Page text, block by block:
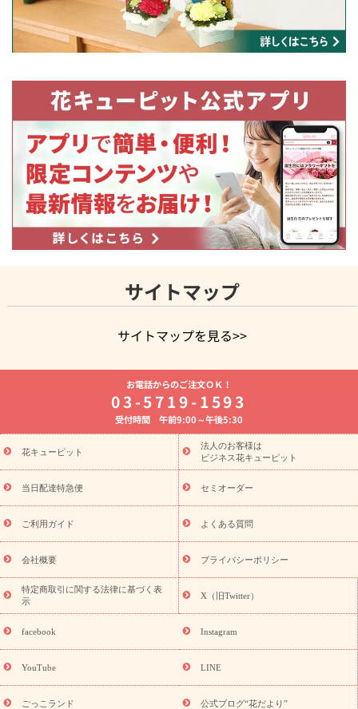
サイトマップ
サイトマップを見る>>
よく贈られる花
お祝いの花特集
誕生日フラワーギフト特集
8月の誕生花(トルコキキョウ)
開店・開業祝い
お供え・お悔やみ お供え・お悔やみの花
通夜・葬儀に贈る花 胡蝶蘭・花鉢
ーブドフラワー
季節のイベント
ひまわり ギフト・プレゼント
特集
お盆 花（新盆・初盆） 季節のイベント
お盆 花（新
盆・初盆）
お盆 花（新盆・初盆）
お盆・お供え 花とセットギ
フト
お盆・お供え プリザーブドフラワー
ひまわり ギフト・プ
レゼント特集
夏の花贈り・お中元・暑中見舞い 花のギフト特集
敬老の日におくる花ギフト・プレゼント特集
花ギフト・プレゼント特集
敬老の日 花のおすすめランキング
敬
老の日 花鉢植えのギフト・プレゼント特集
敬老の日 花とセットギ
フト・プレゼント特集
敬老の日の花 全てのギフト一覧
キャン
ペーン
映画『ウォーターガーディアンズ』コラボキャンペーン
「きょう誕生日なんです」キャンペーン
誕生日の花を探す
誕生日フラワーギフト 誕生日フラワーギフト特集
(トルコキキョウ)
9月の誕生花(リンドウ)
ら探す
お祝いの花特集 当日配達特急便 お祝い商品一覧
お電話からのご注文ＯＫ！
03-5719-1593
受付時間 午前9:00～午後5:30
花キューピット
法人のお客様は
ビジネス花キューピット
当日配達特急便 セミオーダー
ご利用ガイド よくある質問
会社概要 プライバシーポリシー
特定商取引に関する法律に基づく表
示
X（旧Twitter）
facebook Instagram
YouTube LINE
ごっこランド 公式ブログ“花だより”